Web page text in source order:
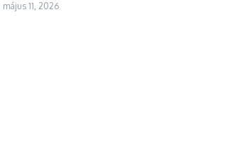
május 11, 2026